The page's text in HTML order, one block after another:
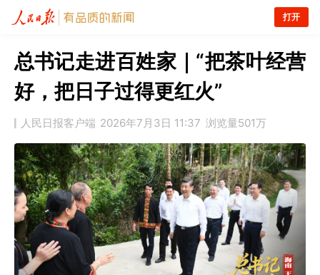
打开
总书记走进百姓家｜“把茶叶经营
好，把日子过得更红火”
人民日报客户端 2026年7月3日 11:37 浏览量501万